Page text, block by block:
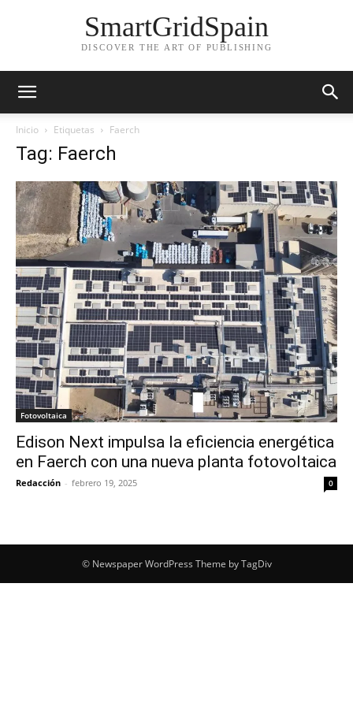
SmartGridSpain
DISCOVER THE ART OF PUBLISHING
Inicio Etiquetas Faerch
Tag: Faerch
Fotovoltaica
Edison Next impulsa la eficiencia energética
en Faerch con una nueva planta fotovoltaica
Redacción - febrero 19, 2025 0
© Newspaper WordPress Theme by TagDiv